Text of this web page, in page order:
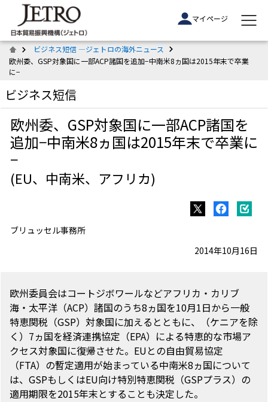
マイページ
ビジネス短信 ―ジェトロの海外ニュース
欧州委、GSP対象国に一部ACP諸国を追加−中南米8ヵ国は2015年末で卒業
に−
ビジネス短信
欧州委、GSP対象国に一部ACP諸国を
追加−中南米8ヵ国は2015年末で卒業に
−
(EU、中南米、アフリカ)
ブリュッセル事務所
2014年10月16日
欧州委員会はコートジボワールなどアフリカ・カリブ
海・太平洋（ACP）諸国のうち8ヵ国を10月1日から一般
特恵関税（GSP）対象国に加えるとともに、（ケニアを除
く）7ヵ国を経済連携協定（EPA）による特恵的な市場ア
クセス対象国に復帰させた。EUとの自由貿易協定
（FTA）の暫定適用が始まっている中南米8ヵ国について
は、GSPもしくはEU向け特別特恵関税（GSPプラス）の
適用期限を2015年末とすることも決定した。